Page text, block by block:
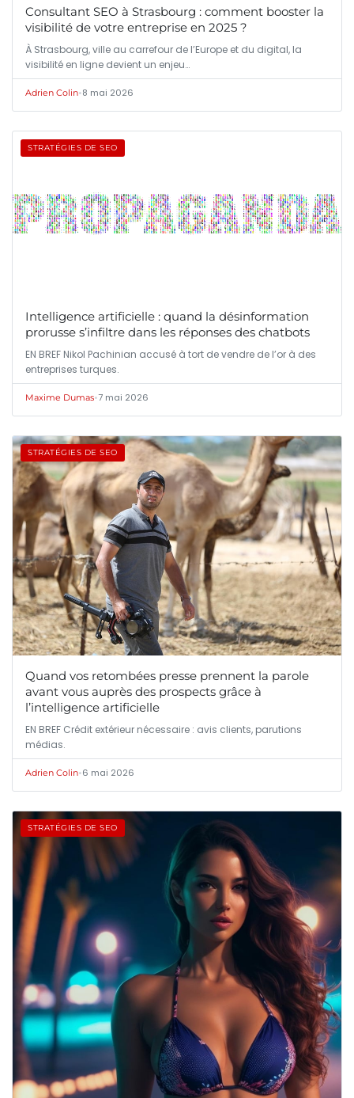
Consultant SEO à Strasbourg : comment booster la
visibilité de votre entreprise en 2025 ?
À Strasbourg, ville au carrefour de l’Europe et du digital, la
visibilité en ligne devient un enjeu…
Adrien Colin•8 mai 2026
STRATÉGIES DE SEO
Intelligence artificielle : quand la désinformation
prorusse s’infiltre dans les réponses des chatbots
EN BREF Nikol Pachinian accusé à tort de vendre de l’or à des
entreprises turques.
Maxime Dumas•7 mai 2026
STRATÉGIES DE SEO
Quand vos retombées presse prennent la parole
avant vous auprès des prospects grâce à
l’intelligence artificielle
EN BREF Crédit extérieur nécessaire : avis clients, parutions
médias.
Adrien Colin•6 mai 2026
STRATÉGIES DE SEO